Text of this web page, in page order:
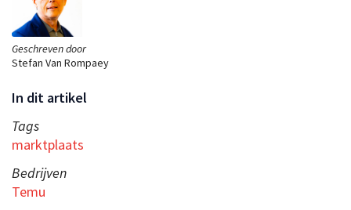
Geschreven door
Stefan Van Rompaey
In dit artikel
Tags
marktplaats
Bedrijven
Temu